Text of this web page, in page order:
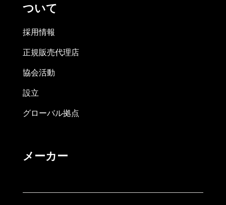
ついて
採用情報
正規販売代理店
協会活動
設立
グローバル拠点
メーカー